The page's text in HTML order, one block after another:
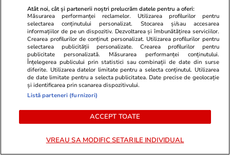
Știri România
Noja Paladia, cea mai în vârstă
persoană din România, a
împlinit 111 ani
Opinii 09:00
Atât noi, cât și partenerii noștri prelucrăm datele pentru a oferi:
Măsurarea performanței reclamelor. Utilizarea profilurilor pentru
selectarea conținutului personalizat. Stocarea și/sau accesarea
informațiilor de pe un dispozitiv. Dezvoltarea și îmbunătățirea serviciilor.
Crearea profilurilor de conținut personalizat. Utilizarea profilurilor pentru
selectarea publicității personalizate. Crearea profilurilor pentru
publicitate personalizată. Măsurarea performanței conținutului.
Înțelegerea publicului prin statistici sau combinații de date din surse
diferite. Utilizarea datelor limitate pentru a selecta conținutul. Utilizarea
de date limitate pentru a selecta publicitatea. Date precise de geolocație
și identificarea prin scanarea dispozitivului.
Listă parteneri (furnizori)
ACCEPT TOATE
VREAU SA MODIFIC SETARILE INDIVIDUAL